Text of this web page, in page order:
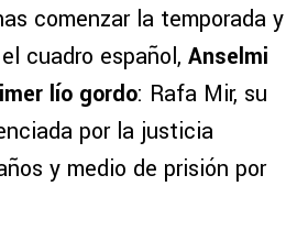
comenzar la temporada y
cuadro español, Anselmi
lío gordo: Rafa Mir, su
por la justicia
y medio de prisión por